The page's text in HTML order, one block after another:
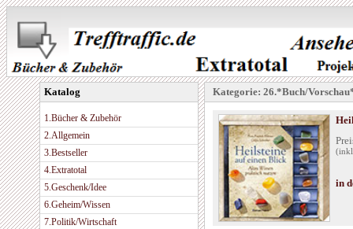
Katalog
1.Bücher & Zubehör
2.Allgemein
3.Bestseller
4.Extratotal
5.Geschenk/Idee
6.Geheim/Wissen
7.Politik/Wirtschaft
Kategorie: 26.*Buch/
in